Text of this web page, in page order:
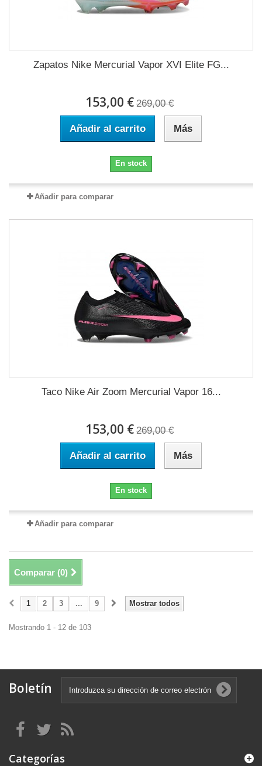
Zapatos Nike Mercurial Vapor XVI Elite FG...
153,00 € 269,00 €
Añadir al carrito Más
En stock
Añadir para comparar
Taco Nike Air Zoom Mercurial Vapor 16...
153,00 € 269,00 €
Añadir al carrito Más
En stock
Añadir para comparar
Comparar (0)
Mostrar todos
1 2 3 ... 9
Mostrando 1 - 12 de 103
Boletín
Categorías